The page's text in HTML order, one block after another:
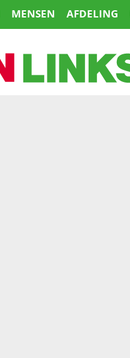
MENSEN AFDELING